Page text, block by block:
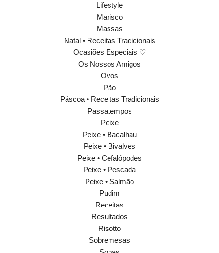
Lifestyle
Marisco
Massas
Natal • Receitas Tradicionais
Ocasiões Especiais ♡
Os Nossos Amigos
Ovos
Pão
Páscoa • Receitas Tradicionais
Passatempos
Peixe
Peixe • Bacalhau
Peixe • Bivalves
Peixe • Cefalópodes
Peixe • Pescada
Peixe • Salmão
Pudim
Receitas
Resultados
Risotto
Sobremesas